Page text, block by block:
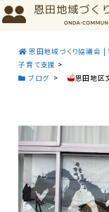
恩田地域づくり協議会 |
子育て支援 >
ブログ > 恩田地区